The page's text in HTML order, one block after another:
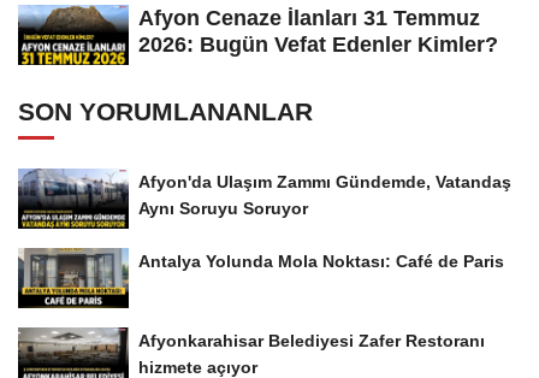
Afyon Cenaze İlanları 31 Temmuz
2026: Bugün Vefat Edenler Kimler?
SON YORUMLANANLAR
Afyon'da Ulaşım Zammı Gündemde, Vatandaş
Aynı Soruyu Soruyor
Antalya Yolunda Mola Noktası: Café de Paris
Afyonkarahisar Belediyesi Zafer Restoranı
hizmete açıyor